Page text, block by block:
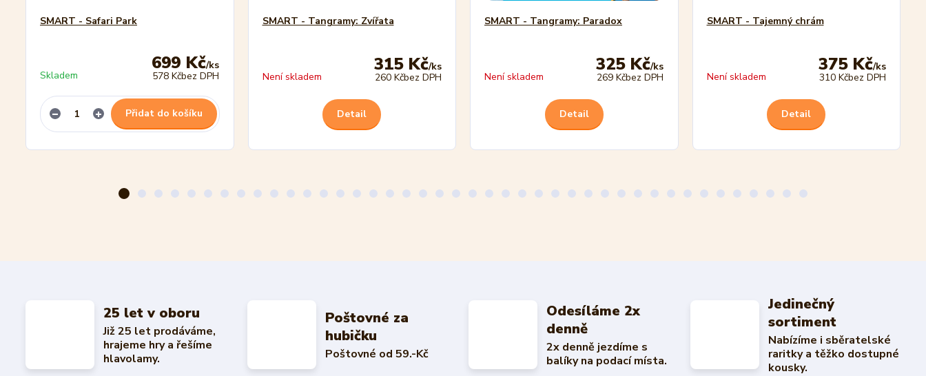
SMART - Safari Park
699 Kč/ks
578 Kčbez DPH
Skladem
Přidat do košíku
SMART - Tangramy: Zvířata
315 Kč/ks
260 Kčbez DPH
Není skladem
Detail
SMART - Tangramy: Paradox
325 Kč/ks
269 Kčbez DPH
Není skladem
Detail
SMART - Tajemný chrám
375 Kč/ks
310 Kčbez DPH
Není skladem
Detail
25 let v oboru
Již 25 let prodáváme,
hrajeme hry a řešíme
hlavolamy.
Poštovné za
hubičku
Poštovné od 59.-Kč
Odesíláme 2x
denně
2x denně jezdíme s
balíky na podací místa.
Jedinečný
sortiment
Nabízíme i sběratelské
raritky a těžko dostupné
kousky.